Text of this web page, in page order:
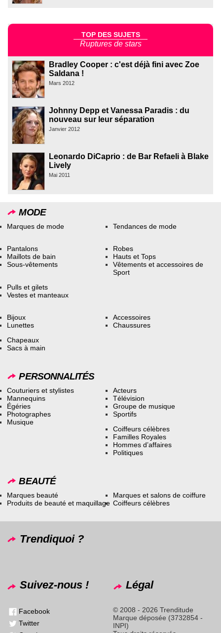
TOP DES SUJETS
Ruptures de stars
Bradley Cooper : c'est déjà fini avec Zoe
Saldana !
Mars 2012
Johnny Depp et Vanessa Paradis : du
nouveau sur leur séparation
Janvier 2012
Leonardo DiCaprio : de Bar Refaeli à Blake
Lively
Mai 2011
MODE
Marques de mode Tendances de mode
Pantalons
Maillots de bain
Sous-vêtements
Robes
Hauts et Tops
Vêtements et accessoires de
Sport
Pulls et gilets
Vestes et manteaux
Bijoux
Lunettes
Accessoires
Chaussures
Chapeaux
Sacs à main
PERSONNALITÉS
Couturiers et stylistes
Mannequins
Égéries
Photographes
Musique
Acteurs
Télévision
Groupe de musique
Sportifs
Coiffeurs célèbres
Familles Royales
Hommes d’affaires
Politiques
BEAUTÉ
Marques beauté
Produits de beauté et maquillage
Marques et salons de coiffure
Coiffeurs célèbres
Trendiquoi ?
Suivez-nous !
Facebook
Twitter
Légal
© 2008 - 2026 Trenditude
Marque déposée (3732854 -
INPI)